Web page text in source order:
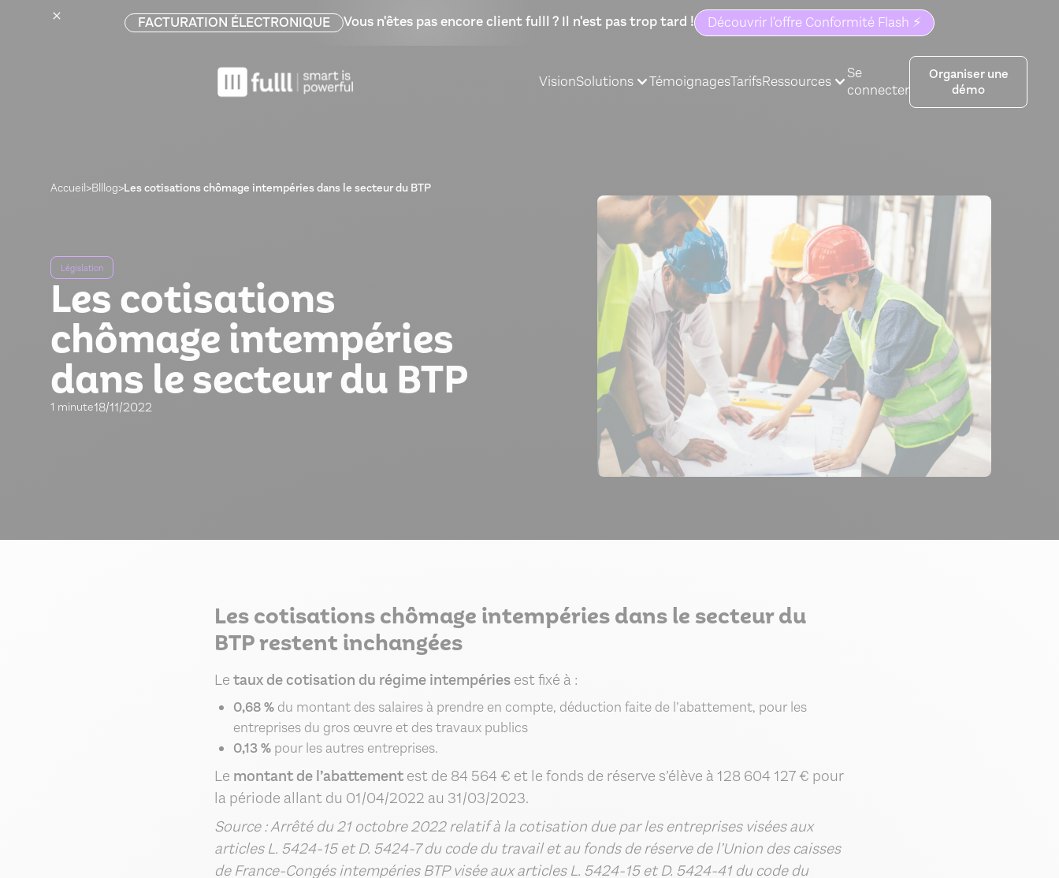
FACTURATION ÉLECTRONIQUE Vous n'êtes pas encore client fulll ? Il n'est pas trop tard ! Découvrir l'offre Conformité Flash ⚡️
VisionSolutions TémoignagesTarifsRessources
Se
connecter
Organiser une
démo
Accueil>Blllog>Les cotisations chômage intempéries dans le secteur du BTP
Législation
Les cotisations
chômage intempéries
dans le secteur du BTP
1 minute18/11/2022
Les cotisations chômage intempéries dans le secteur du
BTP restent inchangées
Letaux de cotisation du régime intempériesest fixé à :
0,68 % du montant des salaires à prendre en compte, déduction faite de l’abattement, pour les
entreprises du gros œuvre et des travaux publics
0,13 % pour les autres entreprises.
Le montant de l’abattementest de 84 564 € et le fonds de réserve s’élève à 128 604 127 € pour
la période allant du 01/04/2022 au 31/03/2023.
Source : Arrêté du 21 octobre 2022 relatif à la cotisation due par les entreprises visées aux
articles L. 5424-15 et D. 5424-7 du code du travail et au fonds de réserve de l’Union des caisses
de France-Congés intempéries BTP visée aux articles L. 5424-15 et D. 5424-41 du code du